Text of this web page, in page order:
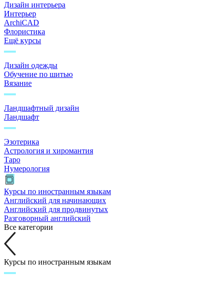
Дизайн интерьера
Интерьер
ArchiCAD
Флористика
Ещё курсы
Дизайн одежды
Обучение по шитью
Вязание
Ландшафтный дизайн
Ландшафт
Эзотерика
Астрология и хиромантия
Таро
Нумерология
Курсы по иностранным языкам
Английский для начинающих
Английский для продвинутых
Разговорный английский
Все категории
Курсы по иностранным языкам